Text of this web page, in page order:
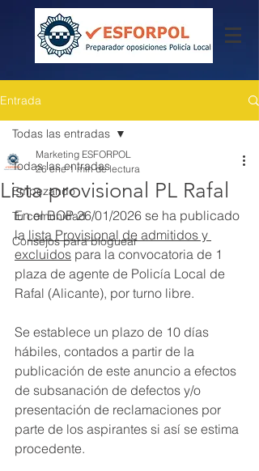
Entrada
Todas las entradas
Empezando
Tu comunidad
Consejos para bloguear
Todas las entradas
Lista provisional PL Rafal
Marketing ESFORPOL
26 ene 1 min de lectura
En el BOP 26/01/2026 se ha publicado
la lista Provisional de admitidos y
excluidos para la convocatoria de 1
plaza de agente de Policía Local de
Rafal (Alicante), por turno libre.
Se establece un plazo de 10 días
hábiles, contados a partir de la
publicación de este anuncio a efectos
de subsanación de defectos y/o
presentación de reclamaciones por
parte de los aspirantes si así se estima
procedente.